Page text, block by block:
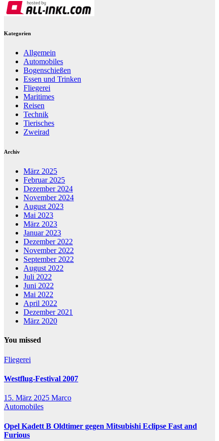
Kategorien
Allgemein
Automobiles
Bogenschießen
Essen und Trinken
Fliegerei
Maritimes
Reisen
Technik
Tierisches
Zweirad
Archiv
März 2025
Februar 2025
Dezember 2024
November 2024
August 2023
Mai 2023
März 2023
Januar 2023
Dezember 2022
November 2022
September 2022
August 2022
Juli 2022
Juni 2022
Mai 2022
April 2022
Dezember 2021
März 2020
You missed
Fliegerei
Westflug-Festival 2007
15. März 2025 Marco
Automobiles
Opel Kadett B Oldtimer gegen Mitsubishi Eclipse Fast and
Furious